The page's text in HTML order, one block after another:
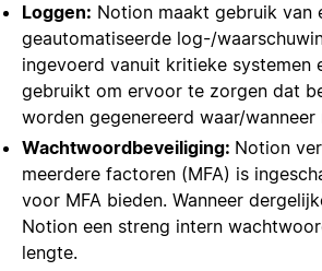
Loggen: Notion maakt gebruik van
geautomatiseerde log-/
ingevoerd vanuit kritieke systemen
gebruikt om ervoor te zorgen dat
worden gegenereerd waar/wanneer
Wachtwoordbeveiliging: Notion
meerdere factoren (MFA) is
voor MFA bieden. Wanneer
Notion een streng intern
lengte.